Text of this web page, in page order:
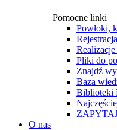
Pomocne linki
Powłoki,
Pliki do
Znajdź
Baza
Biblioteki
O nas